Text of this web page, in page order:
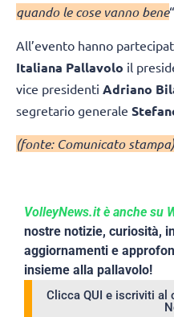
quando le cose vanno bene
All’evento hanno
Italiana Pallavolo il
vice presidenti Adriano
segretario generale
(fonte: Comunicato stampa)
VolleyNews.it è anche su
nostre notizie, curiosità,
aggiornamenti e
insieme alla pallavolo!
Clicca QUI e iscriviti al